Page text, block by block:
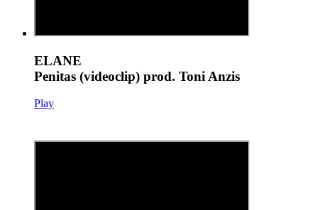
ELANE
Penitas (videoclip) prod. Toni Anzis
Play